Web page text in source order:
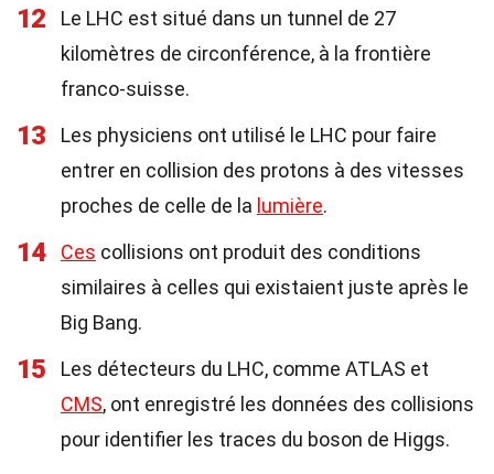
12
Le LHC est situé dans un tunnel de 27
kilomètres de circonférence, à la frontière
franco-suisse.
13
Les physiciens ont utilisé le LHC pour faire
entrer en collision des protons à des vitesses
proches de celle de la lumière.
14 Ces collisions ont produit des conditions
similaires à celles qui existaient juste après le
Big Bang.
15
Les détecteurs du LHC, comme ATLAS et
CMS, ont enregistré les données des collisions
pour identifier les traces du boson de Higgs.